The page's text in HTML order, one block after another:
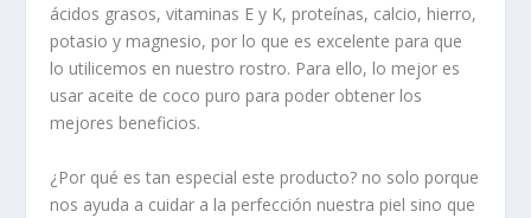
ácidos grasos, vitaminas E y K, proteínas, calcio, hierro,
potasio y magnesio, por lo que es excelente para que
lo utilicemos en nuestro rostro. Para ello, lo mejor es
usar aceite de coco puro para poder obtener los
mejores beneficios.
¿Por qué es tan especial este producto? no solo porque
nos ayuda a cuidar a la perfección nuestra piel sino que